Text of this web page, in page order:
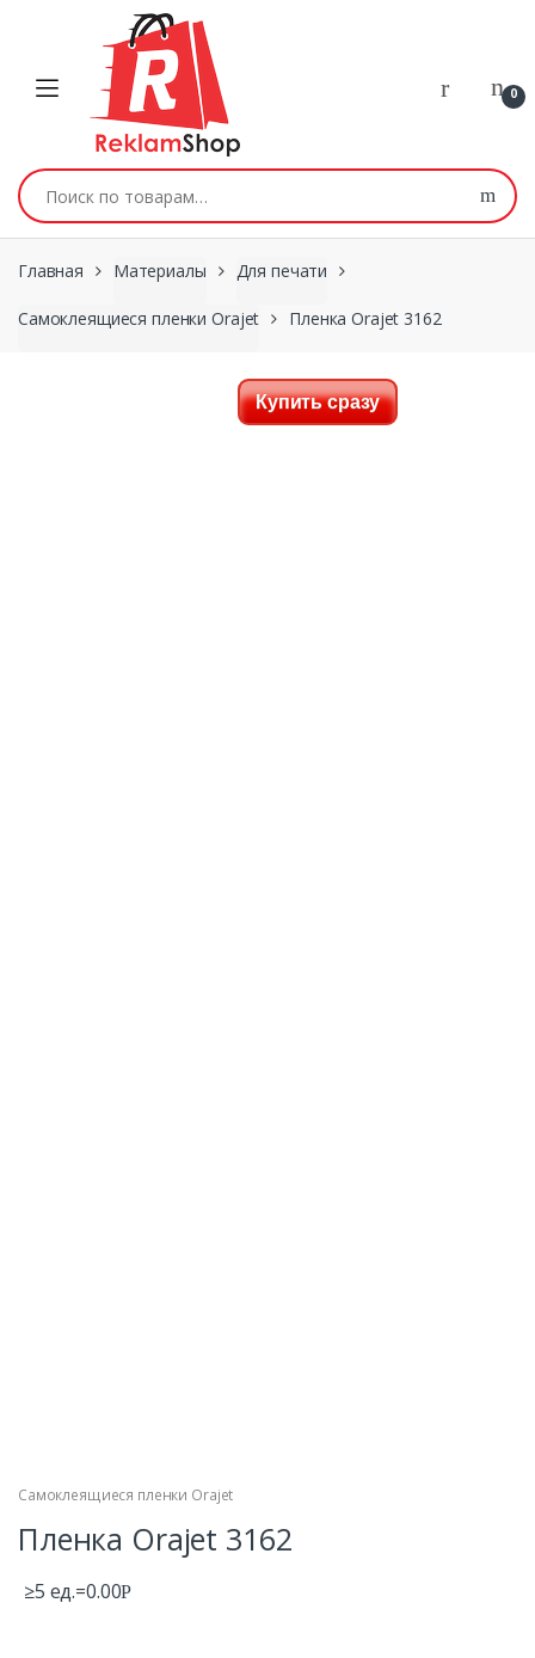
Перейти к навигации
0
Искать:
Главная Материалы Для печати
Самоклеящиеся пленки Orajet Пленка Orajet 3162
Купить сразу
Самоклеящиеся пленки Orajet
Пленка Orajet 3162
≥5 ед.=0.00Р